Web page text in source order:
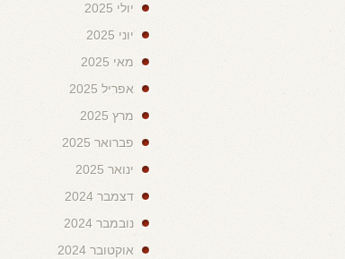
יולי 2025
יוני 2025
מאי 2025
אפריל 2025
מרץ 2025
פברואר 2025
ינואר 2025
דצמבר 2024
נובמבר 2024
אוקטובר 2024